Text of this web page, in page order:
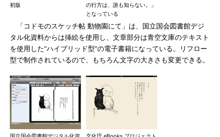
初版
の行方は、誰も知らない。」
となっている
「コドモのスケッチ帖 動物園にて」は、国立国会図書館デジ
タル化資料からは挿絵を使用し、文章部分は青空文庫のテキスト
を使用した”ハイブリッド型”の電子書籍になっている。リフロー
型で制作されているので、もちろん文字の大きさも変更できる。